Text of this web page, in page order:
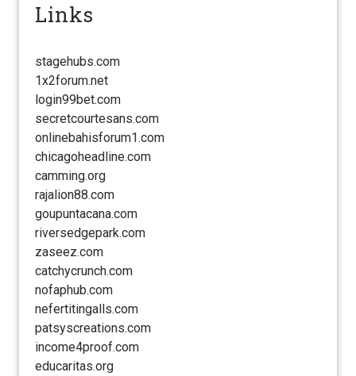
Links
stagehubs.com
1x2forum.net
login99bet.com
secretcourtesans.com
onlinebahisforum1.com
chicagoheadline.com
camming.org
rajalion88.com
goupuntacana.com
riversedgepark.com
zaseez.com
catchycrunch.com
nofaphub.com
nefertitingalls.com
patsyscreations.com
income4proof.com
educaritas.org